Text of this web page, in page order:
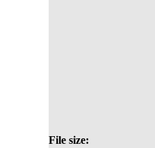
File size: